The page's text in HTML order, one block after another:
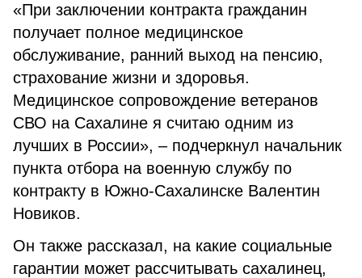
«При заключении контракта гражданин
получает полное медицинское
обслуживание, ранний выход на пенсию,
страхование жизни и здоровья.
Медицинское сопровождение ветеранов
СВО на Сахалине я считаю одним из
лучших в России», – подчеркнул начальник
пункта отбора на военную службу по
контракту в Южно-Сахалинске Валентин
Новиков.
Он также рассказал, на какие социальные
гарантии может рассчитывать сахалинец,